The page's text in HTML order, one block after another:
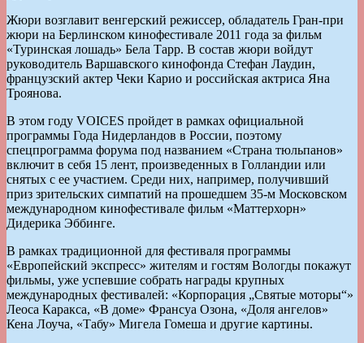
Жюри возглавит венгерский режиссер, обладатель Гран-при
жюри на Берлинском кинофестивале 2011 года за фильм
«Туринская лошадь» Бела Тарр. В состав жюри войдут
руководитель Варшавского кинофонда Стефан Лаудин,
французский актер Чеки Карио и российская актриса Яна
Троянова.
В этом году VOICES пройдет в рамках официальной
программы Года Нидерландов в России, поэтому
спецпрограмма форума под названием «Страна тюльпанов»
включит в себя 15 лент, произведенных в Голландии или
снятых с ее участием. Среди них, например, получивший
приз зрительских симпатий на прошедшем 35-м Московском
международном кинофестивале фильм «Маттерхорн»
Дидерика Эббинге.
В рамках традиционной для фестиваля программы
«Европейский экспресс» жителям и гостям Вологды покажут
фильмы, уже успевшие собрать награды крупных
международных фестивалей: «Корпорация „Святые моторы“»
Леоса Каракса, «В доме» Франсуа Озона, «Доля ангелов»
Кена Лоуча, «Табу» Мигела Гомеша и другие картины.